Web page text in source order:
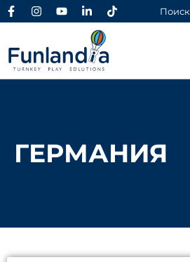
Поиск
ГЕРМАНИЯ